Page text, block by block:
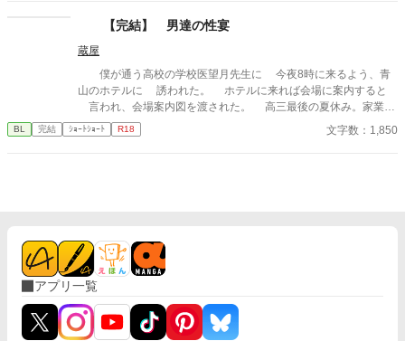
ずっと榊だけを見つめ続けてきた、静かな執着がある。 「俺、前
から思ってたんです。 あなたが誰かに“支配される”ところ、き
ることで初めて“生きている”と感じてしまう――。 上司と部下、
立場も理性も、すべてが絡み合うオフィスの夜。 秘密の扉を開け
た榊は、もう戻れない。 快楽に溺れるその瞬間まで、彼を待つの
は破滅か、それとも救いか。 ――これは、ひとりの上司が“愛”と
「やぁぁっ・・！」 「どこが『や』なんだよ・・・こんなに蜜を
溢れさせて・・・。」 激しくなっていく夜の生活。 私の身はもつ
の！？ ※お話の内容は全て想像のものです。現実世界とはなんら
関係ありません。 ※表現不足は重々承知しております。まだまだ
勉強してまいりますので温かい目で見ていただけたら幸いです。
※コメントや感想は受け付けることができません。メンタルが薄
【完結】 男達の性宴
蔵屋
僕が通う高校の学校医望月先生に 今夜8時に来るよう、青
山のホテルに 誘われた。 ホテルに来れば会場に案内すると
言われ、会場案内図を渡された。 高三最後の夏休み。家業を
継ぐ僕を 早くも社会人扱いする両親。 僕は嬉しくて夕食後、
バイクに乗り、 東京へ飛ばして行った。
BL 完結 ｼｮｰﾄｼｮｰﾄ R18 文字数：1,850
アプリ一覧